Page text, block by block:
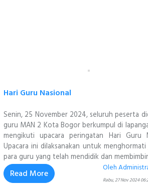
Hari Guru Nasional
Senin, 25 November 2024, seluruh peserta
guru MAN 2 Kota Bogor berkumpul di
mengikuti upacara peringatan Hari Guru
Upacara ini dilaksanakan untuk menghormati
para guru yang telah mendidik dan
Read More
Oleh
Rabu, 27 Nov 2024